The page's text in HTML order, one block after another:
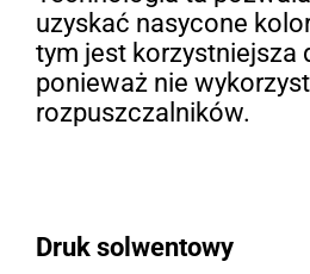
Druk solwentowy
uzyskać nasycone
tym jest korzystniejsza
ponieważ nie
rozpuszczalników.